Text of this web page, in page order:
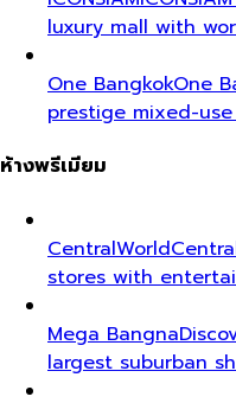
luxury mall with
One BangkokOne
prestige mixed-
ห้างพรีเมียม
CentralWorld
stores with
Mega Bangna
largest suburban